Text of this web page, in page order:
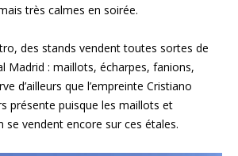
très calmes en soirée.
des stands vendent toutes sortes de
Madrid : maillots, écharpes, fanions,
d’ailleurs que l’empreinte Cristiano
présente puisque les maillots et
se vendent encore sur ces étales.